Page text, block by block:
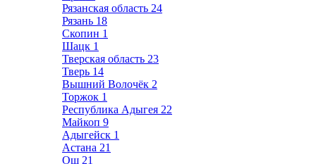
Рязанская область 24
Рязань 18
Скопин 1
Шацк 1
Тверская область 23
Тверь 14
Вышний Волочёк 2
Торжок 1
Республика Адыгея 22
Майкоп 9
Адыгейск 1
Астана 21
Ош 21